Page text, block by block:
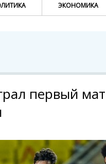
ЭКОНОМИКА
первый